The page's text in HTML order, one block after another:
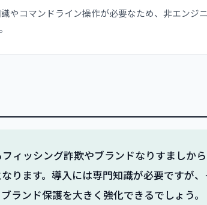
やコマンドライン操作が必要なため、非エンジ
ィッシング詐欺やブランドなりすましか
ります。導入には専門知識が必要ですが
ランド保護を大きく強化できるでしょう。